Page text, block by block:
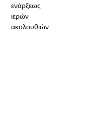
ενάρξεως
ιερών
ακολουθιών